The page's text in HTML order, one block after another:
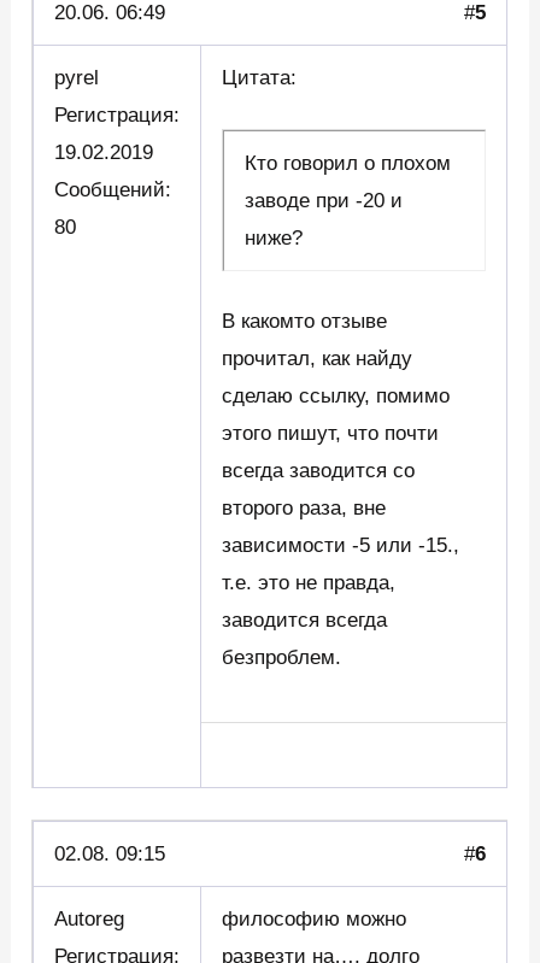
20.06. 06:49 #5
pyrel
Регистрация:
19.02.2019
Сообщений:
80
Цитата:
Кто говорил о плохом
заводе при -20 и
ниже?
В какомто отзыве
прочитал, как найду
сделаю ссылку, помимо
этого пишут, что почти
всегда заводится со
второго раза, вне
зависимости -5 или -15.,
т.е. это не правда,
заводится всегда
безпроблем.
02.08. 09:15 #6
Autoreg
Регистрация:
философию можно
развезти на…. долго